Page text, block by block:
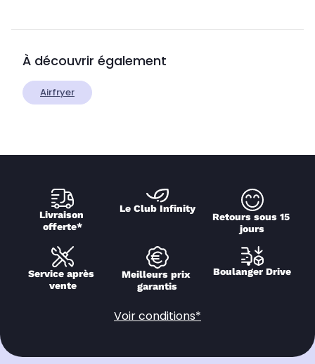
À découvrir également
Airfryer
Livraison
offerte*
Le Club Infinity
Retours sous 15
jours
Service après
vente
Meilleurs prix
garantis
Boulanger Drive
Voir conditions*